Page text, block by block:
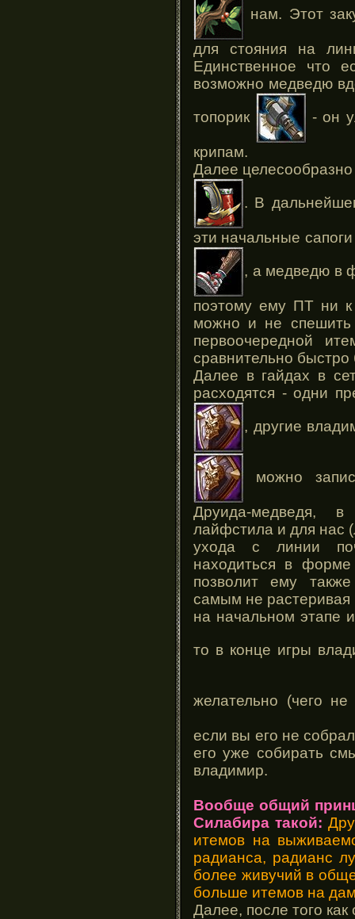
нам. Этот
для стояния на
Единственное что
возможно медведю
топорик - он
крипам.
Далее
. В
эти начальные
, а медведю в
поэтому ему ПТ ни
можно и не
первоочередной
сравнительно быстро
Далее в гайдах в
расходятся - одни
, другие
можно
Друида-медведя,
лайфстила и для нас
ухода с линии
находиться в
позволит ему
самым не
на начальном этапе
то в конце игры
желательно (чего
если вы его не
его уже собирать
владимир.
Вообще общий
Силабира такой:
итемов на
радианса, радианс
более живучий в
больше итемов на
Далее, после того